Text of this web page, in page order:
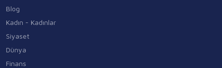
Blog
Kadın - Kadınlar
Siyaset
Dünya
Finans